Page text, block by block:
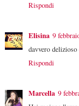
Rispondi
Elisina 9
davvero
Rispondi
Marcella 9